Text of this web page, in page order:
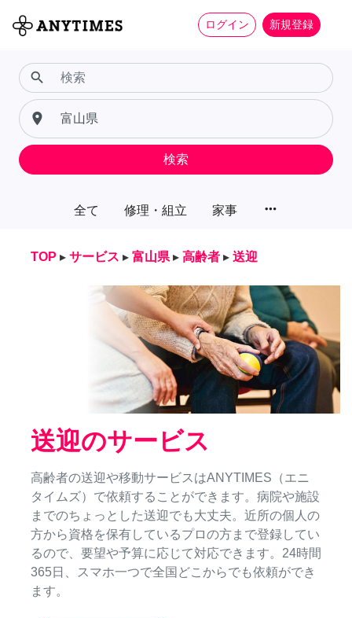
ログイン 新規登録
全て 修理・組立 家事 more_horiz
search
place
検索
TOP ▸ サービス ▸ 富山県 ▸ 高齢者 ▸ 送迎
送迎のサービス
高齢者の送迎や移動サービスはANYTIMES（エニ
タイムズ）で依頼することができます。病院や施設
までのちょっとした送迎でも大丈夫。近所の個人の
方から資格を保有しているプロの方まで登録してい
るので、要望や予算に応じて対応できます。24時間
365日、スマホ一つで全国どこからでも依頼ができ
ます。